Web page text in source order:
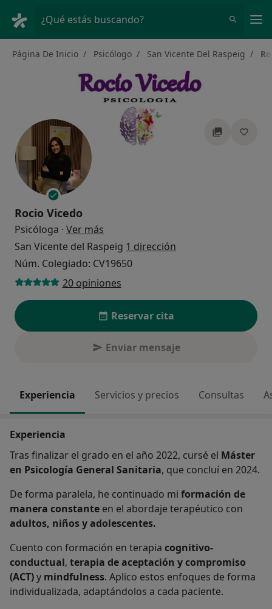
¿Qué estás buscando?
Página De Inicio Psicólogo San Vicente Del Raspeig
Rocio Vicedo
Psicóloga · Ver más
San Vicente del Raspeig 1 dirección
Núm. Colegiado: CV19650
20 opiniones
Reservar cita
Enviar mensaje
Experiencia Servicios y precios Consultas
Experiencia
Tras finalizar el grado en el año 2022, cursé el Máster
en Psicología General Sanitaria, que concluí en 2024.
De forma paralela, he continuado mi formación de
manera constante en el abordaje terapéutico con
adultos, niños y adolescentes.
Cuento con formación en terapia cognitivo-
conductual, terapia de aceptación y compromiso
(ACT)y mindfulness. Aplico estos enfoques de forma
individualizada, adaptándolos a cada paciente.